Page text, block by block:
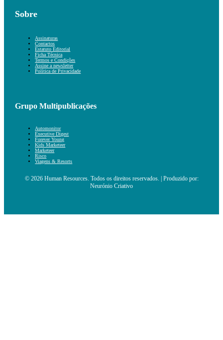
Sobre
Assinaturas
Contactos
Estatuto Editorial
Ficha Técnica
Termos e Condições
Assine a newsletter
Política de Privacidade
Grupo Multipublicações
Automonitor
Executive Digest
Forever Young
Kids Marketeer
Marketeer
Risco
Viagens & Resorts
© 2026 Human Resources. Todos os direitos reservados. | Produzido por:
Neurónio Criativo